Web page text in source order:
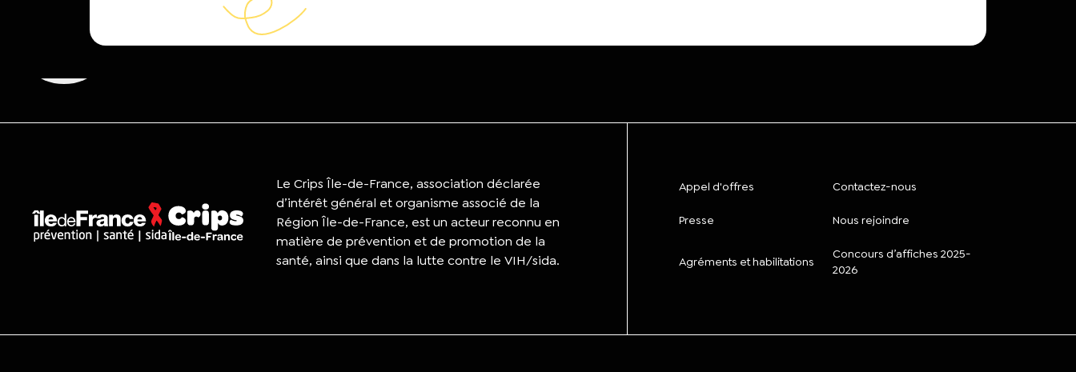
Le Crips Île-de-France, association déclarée
d’intérêt général et organisme associé de la
Région Île-de-France, est un acteur reconnu en
matière de prévention et de promotion de la
santé, ainsi que dans la lutte contre le VIH/sida.
Appel d'offres Contactez-nous
Presse Nous rejoindre
Agréments et habilitations
Concours d’affiches 2025-
2026